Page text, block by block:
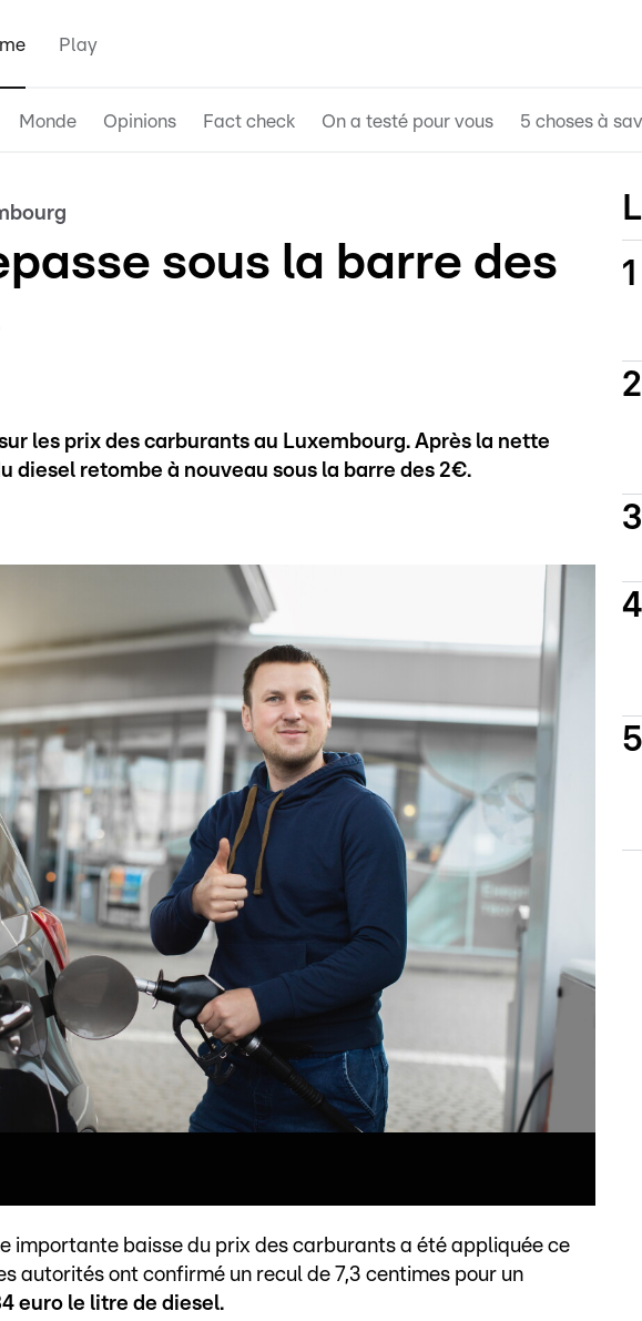
Play
Monde Opinions Fact check On a testé pour vous 5 choses à
sous la barre des
les prix des carburants au Luxembourg. Après la nette
diesel retombe à nouveau sous la barre des 2€.
importante baisse du prix des carburants a été appliquée ce
autorités ont confirmé un recul de 7,3 centimes pour un
euro le litre de diesel.